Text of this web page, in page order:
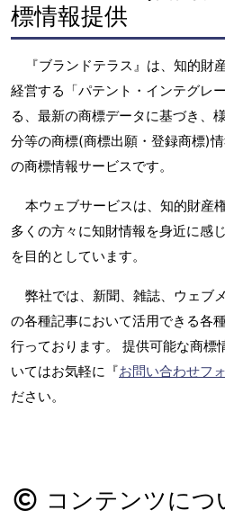
標情報提供
『ブランドテラス』は、知的財
経営する「パテント・インテグレ
る、最新の商標データに基づき、
分等の商標(商標出願・登録商標)
の商標情報サービスです。
本ウェブサービスは、知的財産
多くの方々に知財情報を身近に感
を目的としています。
弊社では、新聞、雑誌、ウェブ
の各種記事において活用できる各
行っております。 提供可能な商標
いてはお気軽に『お問い合わせフ
ださい。
コンテンツにつ